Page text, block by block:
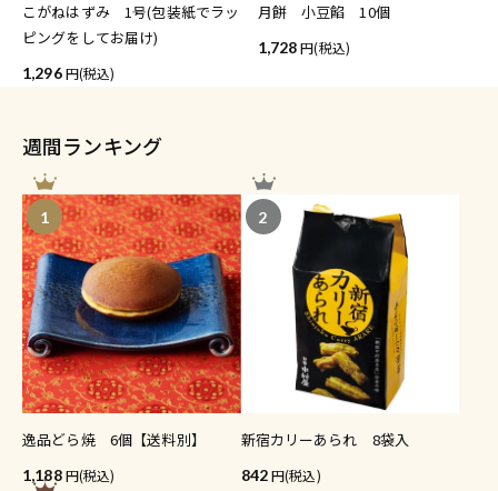
こがねはずみ 1号(包装紙でラッ
ピングをしてお届け)
1,296 (税込)
月餅 小豆餡 10個
1,728 (税込)
週間ランキング
1
逸品どら焼 6個【送料別】
1,188 (税込)
2
新宿カリーあられ 8袋入
842 (税込)